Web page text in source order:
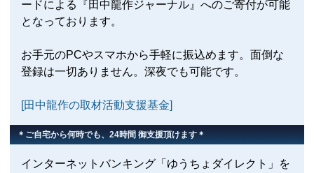
ードによる『田中龍作ジャーナル』へのご寄付が可能
となっております。
お手元のPCやスマホから手軽に振込めます。面倒な
登録は一切ありません。深夜でも可能です。
[田中龍作の取材活動支援基金]
＊ご自宅から何時でも、24時間 御支援頂けます＊
インターネットバンキング「ゆうちょダイレクト」を